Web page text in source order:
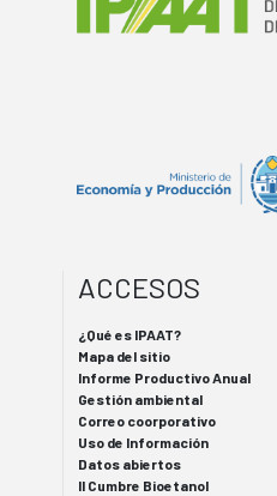
ACCESOS
¿Qué es IPAAT?
Mapa del sitio
Informe Productivo Anual
Gestión ambiental
Correo coorporativo
Uso de Información
Datos abiertos
II Cumbre Bioetanol